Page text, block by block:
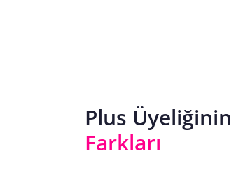
Plus Üyeliğinin
Farkları